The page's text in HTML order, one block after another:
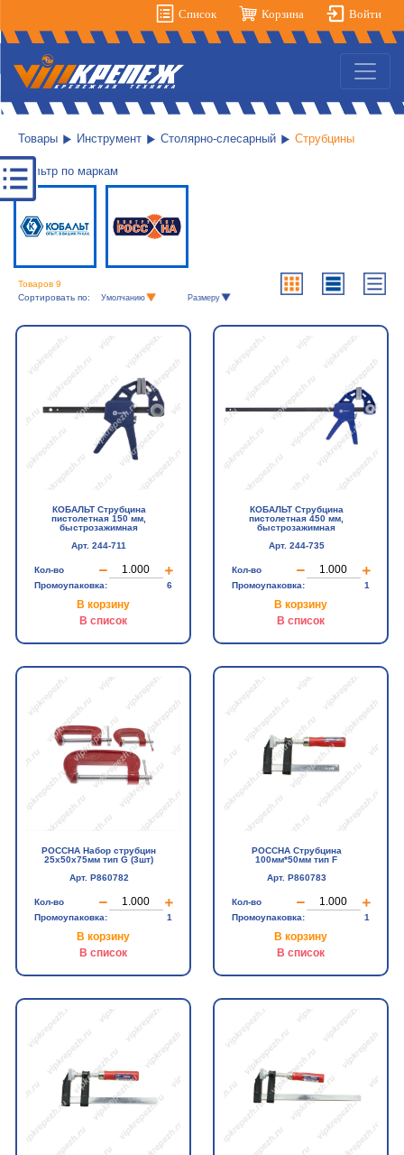
Список Корзина Войти
Товары Инструмент Столярно-слесарный Струбцины
Фильтр по маркам
Товаров 9
Сортировать по:
Умолчанию Размеру
КОБАЛЬТ Струбцина
пистолетная 150 мм,
быстрозажимная
Арт. 244-711
Кол-во
Промоупаковка:
6
В корзину
В список
КОБАЛЬТ Струбцина
пистолетная 450 мм,
быстрозажимная
Арт. 244-735
Кол-во
Промоупаковка:
1
В корзину
В список
РОССНА Набор струбцин
25х50х75мм тип G (3шт)
Арт. Р860782
Кол-во
Промоупаковка:
1
В корзину
В список
РОССНА Струбцина
100мм*50мм тип F
Арт. Р860783
Кол-во
Промоупаковка:
1
В корзину
В список